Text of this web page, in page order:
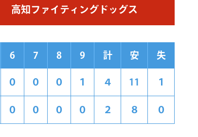
高知ファイティングドッグス
6 7 8 9 計 安 失
０ ０ ０ １ ４ 11 １
０ ０ ０ ０ ２ ８ ０